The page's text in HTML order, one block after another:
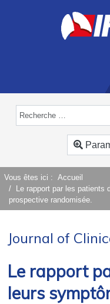
Vous êtes ici : Accueil
Le rapport par les patients
prospective randomisée.
Journal of
Le rapport
leurs